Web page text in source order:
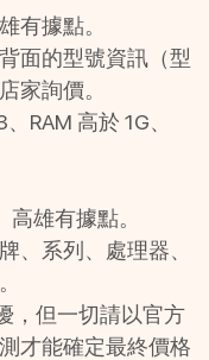
有據點。
面的型號資訊（型
家詢價。
RAM 高於 1G、
高雄有據點。
、系列、處理器、
，但一切請以官方
才能確定最終價格